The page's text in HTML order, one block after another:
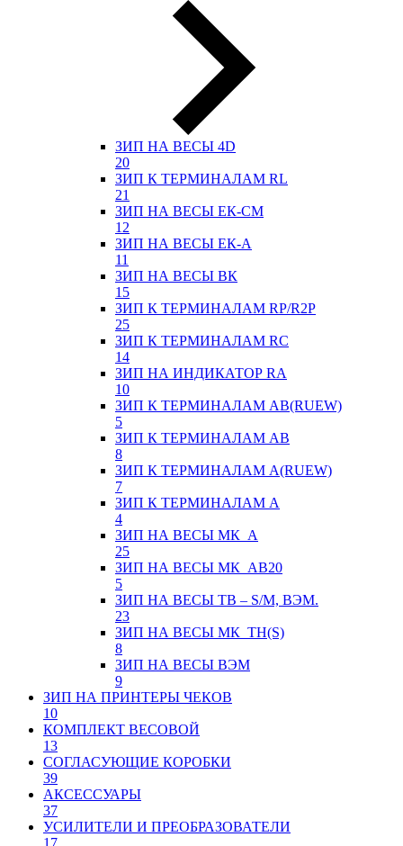
ЗИП НА ВЕСЫ 4D
20
ЗИП К ТЕРМИНАЛАМ RL
21
ЗИП НА ВЕСЫ ЕК-СМ
12
ЗИП НА ВЕСЫ ЕК-А
11
ЗИП НА ВЕСЫ ВК
15
ЗИП К ТЕРМИНАЛАМ RP/R2P
25
ЗИП К ТЕРМИНАЛАМ RC
14
ЗИП НА ИНДИКАТОР RA
10
ЗИП К ТЕРМИНАЛАМ АВ(RUEW)
5
ЗИП К ТЕРМИНАЛАМ АВ
8
ЗИП К ТЕРМИНАЛАМ А(RUEW)
7
ЗИП К ТЕРМИНАЛАМ А
4
ЗИП НА ВЕСЫ МК_А
25
ЗИП НА ВЕСЫ МК_АВ20
5
ЗИП НА ВЕСЫ ТВ – S/M, ВЭМ.
23
ЗИП НА ВЕСЫ МК_ТН(S)
8
ЗИП НА ВЕСЫ ВЭМ
9
ЗИП НА ПРИНТЕРЫ ЧЕКОВ
10
КОМПЛЕКТ ВЕСОВОЙ
13
СОГЛАСУЮЩИЕ КОРОБКИ
39
АКСЕССУАРЫ
37
УСИЛИТЕЛИ И ПРЕОБРАЗОВАТЕЛИ
17